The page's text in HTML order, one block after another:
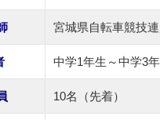
宮城県自転車競技
中学1年生～中学3
10名（先着）